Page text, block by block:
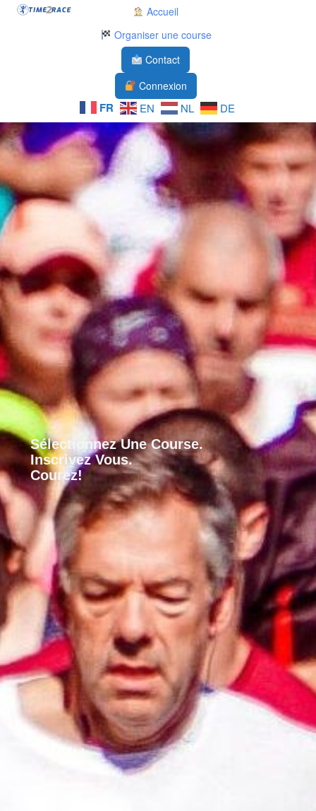
Accueil
Organiser une course
Contact
Connexion
FR EN NL DE
Sélectionnez Une Course.
Inscrivez Vous.
Courez!